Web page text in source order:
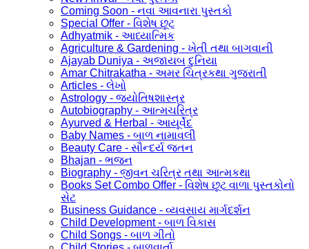
Coming Soon - નવા આવનારા પુસ્તકો
Special Offer - વિશેષ છૂટ
Adhyatmik - આધ્યાત્મિક
Agriculture & Gardening - ખેતી તથા બાગવાની
Ajayab Duniya - અજાયબ દુનિયા
Amar Chitrakatha - અમર ચિત્રકથા ગુજરાતી
Articles - લેખો
Astrology - જ્યોતિષશાસ્ત્ર
Autobiography - આત્મચરિત્ર
Ayurved & Herbal - આયૂર્વેદ
Baby Names - બાળ નામાવલી
Beauty Care - સૌન્દર્ય જતન
Bhajan - ભજન
Biography - જીવન ચરિત્ર તથા આત્મકથા
Books Set Combo Offer - વિશેષ છૂટ વાળા પુસ્તકોનો
સેટ
Business Guidance - વ્યવસાય માર્ગદર્શન
Child Development - બાળ વિકાસ
Child Songs - બાળ ગીતો